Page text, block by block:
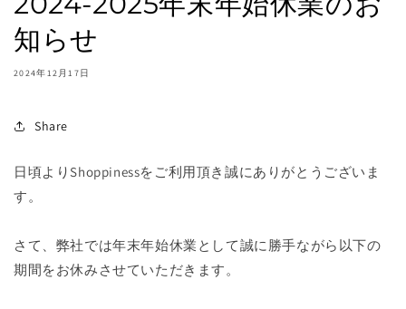
知らせ
2024年12月17日
Share
日頃よりShoppinessをご利用頂き誠にありがとうございま
す。
さて、弊社では年末年始休業として誠に勝手ながら以下の
期間をお休みさせていただきます。